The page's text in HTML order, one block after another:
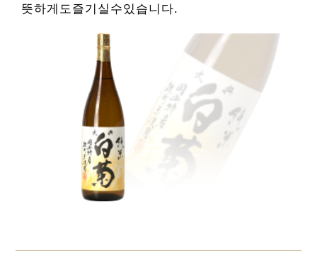
뜻하게도즐기실수있습니다.